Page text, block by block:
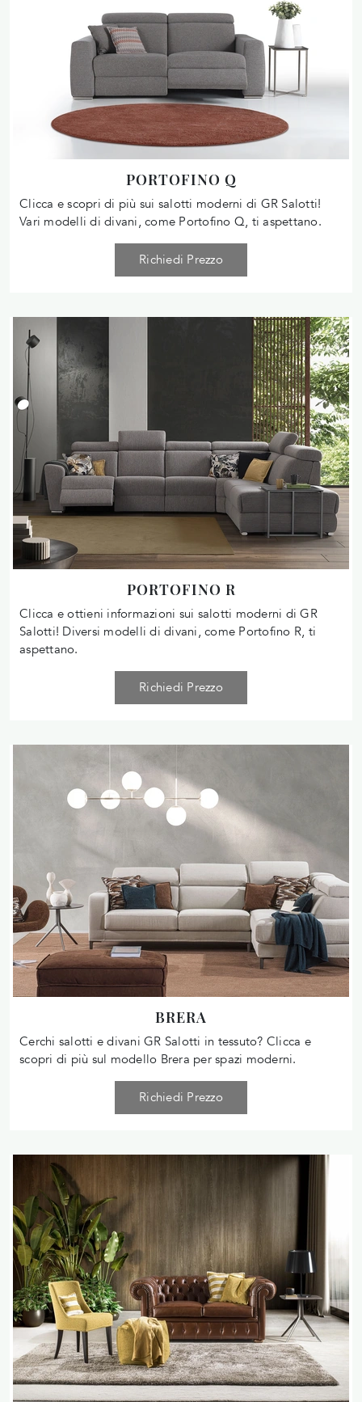
PORTOFINO Q
Clicca e scopri di più sui salotti moderni di GR Salotti!
Vari modelli di divani, come Portofino Q, ti aspettano.
Richiedi Prezzo
PORTOFINO R
Clicca e ottieni informazioni sui salotti moderni di GR
Salotti! Diversi modelli di divani, come Portofino R, ti
aspettano.
Richiedi Prezzo
BRERA
Cerchi salotti e divani GR Salotti in tessuto? Clicca e
scopri di più sul modello Brera per spazi moderni.
Richiedi Prezzo